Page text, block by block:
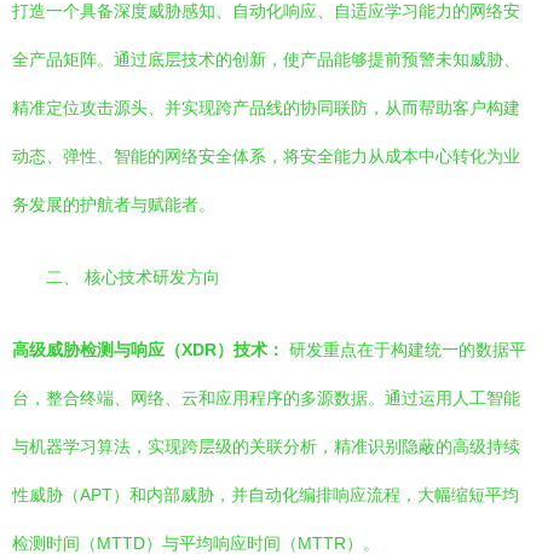
打造一个具备深度威胁感知、自动化响应、自适应学习能力的网络安
全产品矩阵。通过底层技术的创新，使产品能够提前预警未知威胁、
精准定位攻击源头、并实现跨产品线的协同联防，从而帮助客户构建
动态、弹性、智能的网络安全体系，将安全能力从成本中心转化为业
务发展的护航者与赋能者。
二、 核心技术研发方向
高级威胁检测与响应（XDR）技术： 研发重点在于构建统一的数据平
台，整合终端、网络、云和应用程序的多源数据。通过运用人工智能
与机器学习算法，实现跨层级的关联分析，精准识别隐蔽的高级持续
性威胁（APT）和内部威胁，并自动化编排响应流程，大幅缩短平均
检测时间（MTTD）与平均响应时间（MTTR）。